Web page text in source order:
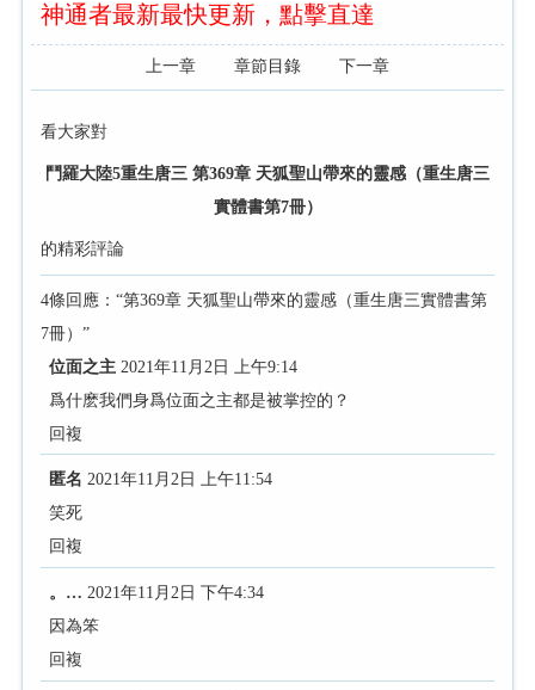
神通者最新最快更新，點擊直達
上一章 章節目錄 下一章
看大家對
鬥羅大陸5重生唐三 第369章 天狐聖山帶來的靈感（重生唐三
實體書第7冊）
的精彩評論
4條回應：“第369章 天狐聖山帶來的靈感（重生唐三實體書第
7冊）”
位面之主 2021年11月2日 上午9:14
爲什麽我們身爲位面之主都是被掌控的？
回複
匿名 2021年11月2日 上午11:54
笑死
回複
。… 2021年11月2日 下午4:34
因為笨
回複